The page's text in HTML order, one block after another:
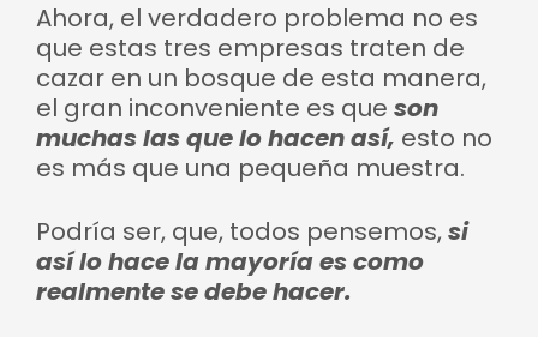
Ahora, el verdadero problema no es
que estas tres empresas traten de
cazar en un bosque de esta manera,
el gran inconveniente es que son
muchas las que lo hacen así, esto no
es más que una pequeña muestra.
Podría ser, que, todos pensemos,si
así lo hace la mayoría es como
realmente se debe hacer.